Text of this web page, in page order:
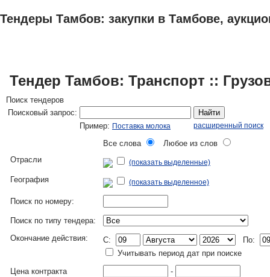
Тендеры Тамбов: закупки в Тамбове,
Тендер Тамбов: Транспорт ::
Поиск тендеров
Поисковый запрос:
Найти
Пример: Поставка молока расширенный поиск
Все слова
Любое из слов
Отрасли
(показать выделенные)
География (показать выделенное)
Поиск по номеру:
Поиск по типу тендера:
Окончание действия:
C:
По:
Учитывать период дат при поиске
Цена контракта
-